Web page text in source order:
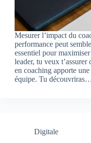
Mesurer l’impact du
performance peut
essentiel pour
leader, tu veux t’assurer
en coaching apporte
équipe. Tu
Digitale